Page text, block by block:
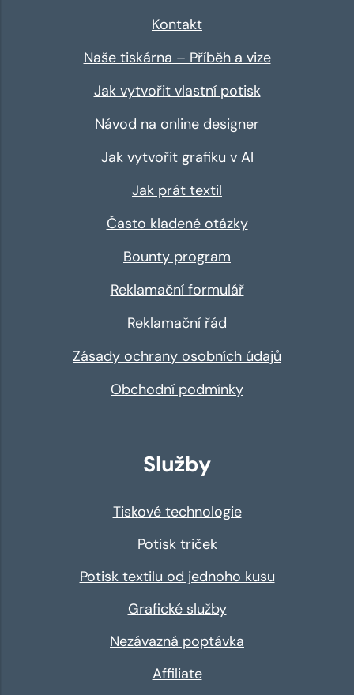
Kontakt
Naše tiskárna – Příběh a vize
Jak vytvořit vlastní potisk
Návod na online designer
Jak vytvořit grafiku v AI
Jak prát textil
Často kladené otázky
Bounty program
Reklamační formulář
Reklamační řád
Zásady ochrany osobních údajů
Obchodní podmínky
Služby
Tiskové technologie
Potisk triček
Potisk textilu od jednoho kusu
Grafické služby
Nezávazná poptávka
Affiliate